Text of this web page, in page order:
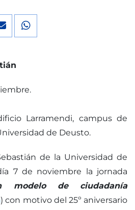
Larramendi, campus de
de Deusto.
de la Universidad de
7 de noviembre la jornada
modelo de ciudadanía
) con motivo del 25º aniversario